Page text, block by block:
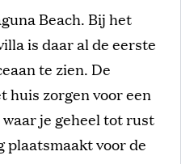
Beach. Bij het
is daar al de eerste
te zien. De
huis zorgen voor een
je geheel tot rust
plaatsmaakt voor de